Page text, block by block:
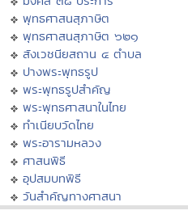
พุทธศาสนสุภาษิต
พุทธศาสนสุภาษิต ๖๒๑
สังเวชนียสถาน ๔ ตำบล
ปางพระพุทธรูป
พระพุทธรูปสำคัญ
พระพุทธศาสนาในไทย
ทำเนียบวัดไทย
พระอารามหลวง
ศาสนพิธี
อุปสมบทพิธี
วันสำคัญทางศาสนา